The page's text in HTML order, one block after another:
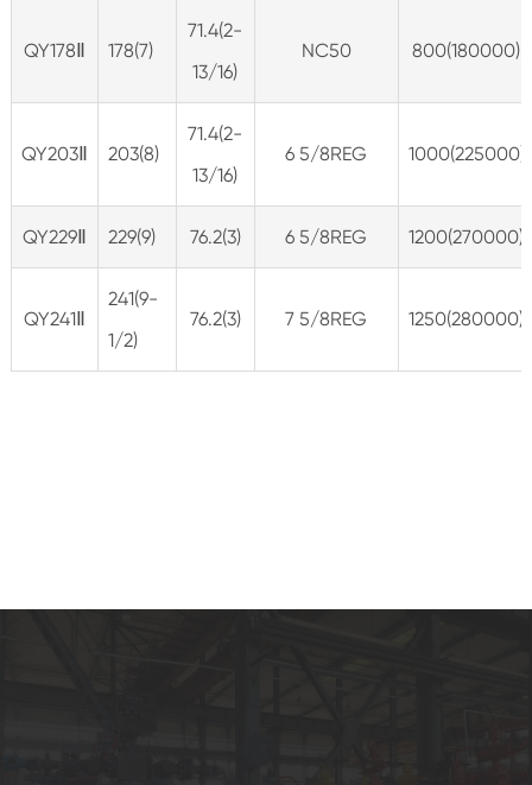
QY178Ⅱ 178(7)
71.4(2-
13/16)
NC50 800(180000)
QY203Ⅱ 203(8)
71.4(2-
13/16)
6 5/8REG 1000(225000)
QY229Ⅱ 229(9) 76.2(3) 6 5/8REG 1200(270000)
QY241Ⅱ
241(9-
1/2)
76.2(3) 7 5/8REG 1250(280000)